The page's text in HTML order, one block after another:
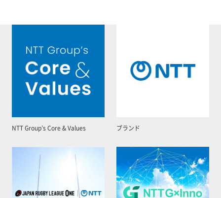
NTT Group’s Core & Values ブランド